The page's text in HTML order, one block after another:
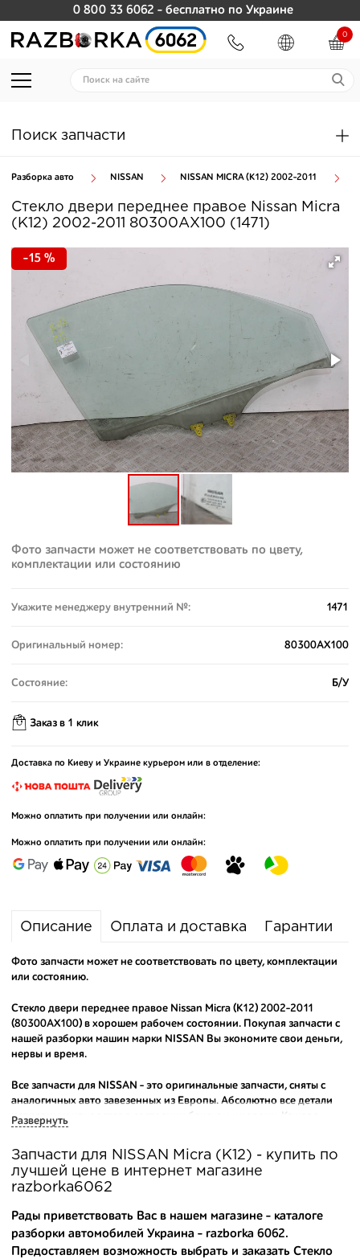
0 800 33 6062 - бесплатно по Украине
0
Поиск запчасти
Разборка авто NISSAN NISSAN MICRA (K12) 2002-2011
Стекло двери переднее правое Nissan Micra
(K12) 2002-2011 80300AX100 (1471)
-15 %
Фото запчасти может не соответствовать по цвету,
комплектации или состоянию
Укажите менеджеру внутренний №: 1471
Оригинальный номер: 80300AX100
Состояние: Б/У
Заказ в 1 клик
Доставка по Киеву и Украине курьером или в отделение:
Можно оплатить при получении или онлайн:
Можно оплатить при получении или онлайн:
Описание Оплата и доставка Гарантии
Фото запчасти может не соответствовать по цвету, комплектации
или состоянию.
Стекло двери переднее правое Nissan Micra (K12) 2002-2011
(80300AX100) в хорошем рабочем состоянии. Покупая запчасти с
нашей разборки машин марки NISSAN Вы экономите свои деньги,
нервы и время.
Все запчасти для NISSAN - это оригинальные запчасти, сняты с
аналогичных авто завезенных из Европы. Абсолютно все детали
исправны и находятся в состоянии близком к новому. Каждая
производителя.
Вашему вниманию предлагаем широкий ассортимент
автозапчастей дляNISSAN Micra (K12) 2002-2011
популярных марок. Мы продаем оригинальные и
высококачественные запчасти, отказываясь от контрафактных
аналогов.
Развернуть
Запчасти для NISSAN Micra (K12) - купить по
лучшей цене в интернет магазине
razborka6062
Рады приветствовать Вас в нашем магазине - каталоге
разборки автомобилей Украина - razborka 6062.
Предоставляем возможность выбрать и заказать Стекло